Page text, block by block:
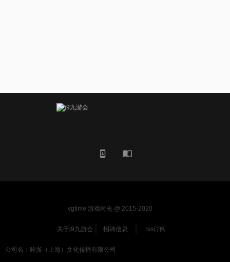
vgtime 游戏时光 @ 2015-2020
关于j9九游会 招聘信息 rss订阅
公司名：吟游（上海）文化传播有限公司